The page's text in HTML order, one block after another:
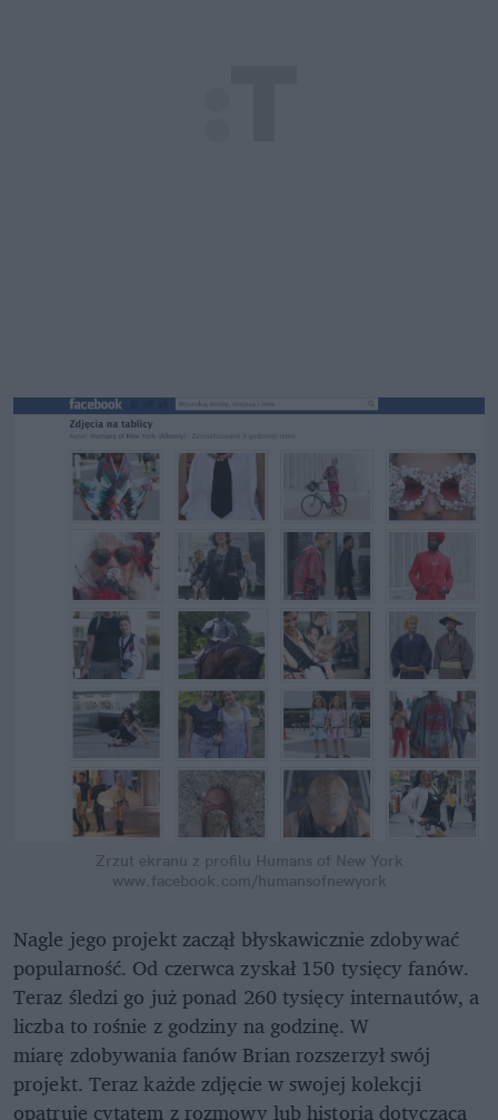
Zrzut ekranu z profilu Humans of New York
www.facebook.com/humansofnewyork
Nagle jego projekt zaczął błyskawicznie zdobywać
popularność. Od czerwca zyskał 150 tysięcy fanów.
Teraz śledzi go już ponad 260 tysięcy internautów, a
liczba to rośnie z godziny na godzinę. W
miarę zdobywania fanów Brian rozszerzył swój
projekt. Teraz każde zdjęcie w swojej kolekcji
opatruje cytatem z rozmowy lub historią dotyczącą